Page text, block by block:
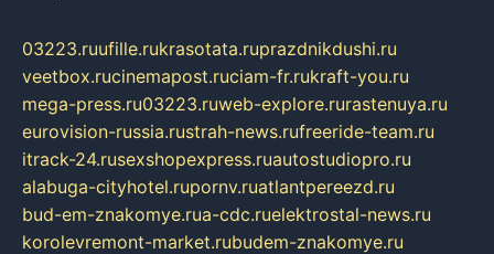
03223.ruufille.rukrasotata.ruprazdnikdushi.ru
veetbox.rucinemapost.ruciam-fr.rukraft-you.ru
mega-press.ru03223.ruweb-explore.rurastenuya.ru
eurovision-russia.rustrah-news.rufreeride-team.ru
itrack-24.rusexshopexpress.ruautostudiopro.ru
alabuga-cityhotel.rupornv.ruatlantpereezd.ru
bud-em-znakomye.rua-cdc.ruelektrostal-news.ru
korolevremont-market.rubudem-znakomye.ru